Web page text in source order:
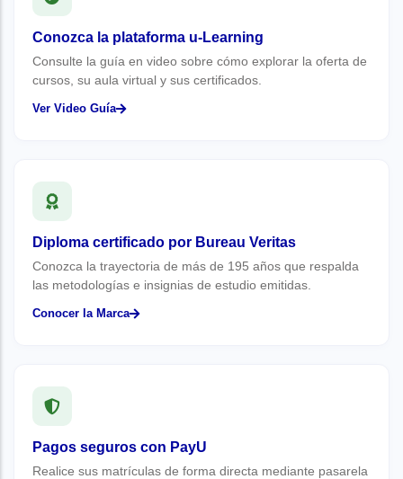
Conozca la plataforma u-Learning
Consulte la guía en video sobre cómo explorar la oferta de
cursos, su aula virtual y sus certificados.
Ver Video Guía
Diploma certificado por Bureau Veritas
Conozca la trayectoria de más de 195 años que respalda
las metodologías e insignias de estudio emitidas.
Conocer la Marca
Pagos seguros con PayU
Realice sus matrículas de forma directa mediante pasarela